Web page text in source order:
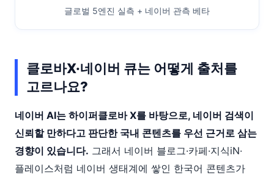
글로벌 5엔진 실측 + 네이버 관측 베타
클로바X·네이버 큐는 어떻게 출처를
고르나요?
네이버 AI는 하이퍼클로바 X를 바탕으로, 네이버 검색이
신뢰할 만하다고 판단한 국내 콘텐츠를 우선 근거로 삼는
경향이 있습니다. 그래서 네이버 블로그·카페·지식iN·
플레이스처럼 네이버 생태계에 쌓인 한국어 콘텐츠가